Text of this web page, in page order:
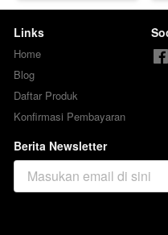
Links
Home
Blog
Daftar Produk
Konfirmasi Pembayaran
Berita Newsletter